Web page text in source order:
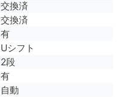
交換済
交換済
有
Uシフト
2段
有
自動